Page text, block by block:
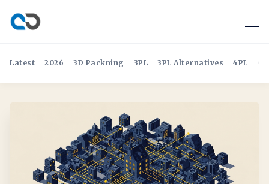
Latest 2026 3D Packning 3PL 3PL Alternatives 4PL